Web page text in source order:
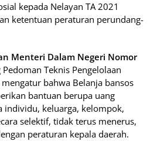
kepada Nelayan TA 2021
ketentuan peraturan perundang-
Menteri Dalam Negeri Nomor
Teknis Pengelolaan
bahwa Belanja bansos
bantuan berupa uang
individu, keluarga, kelompok,
selektif, tidak terus menerus,
peraturan kepala daerah.